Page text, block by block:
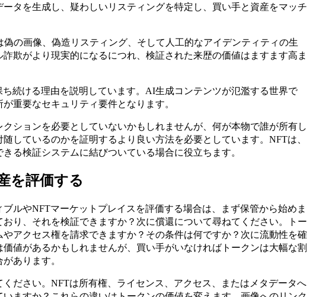
タを生成し、疑わしいリスティングを特定し、買い手と資産をマッチ
の画像、偽造リスティング、そして人工的なアイデンティティの生
欺がより現実的になるにつれ、検証された来歴の価値はますます高ま
続ける理由を説明しています。AI生成コンテンツが氾濫する世界で
重要なセキュリティ要件となります。
ションを必要としていないかもしれませんが、何が本物で誰が所有し
しているのかを証明するより良い方法を必要としています。NFTは、
る検証システムに結びついている場合に役立ちます。
を評価する
ブルやNFTマーケットプレイスを評価する場合は、まず保管から始めま
おり、それを検証できますか？次に償還について尋ねてください。トー
アクセス権を請求できますか？その条件は何ですか？次に流動性を確
値があるかもしれませんが、買い手がいなければトークンは大幅な割
あります。
ださい。NFTは所有権、ライセンス、アクセス、またはメタデータへ